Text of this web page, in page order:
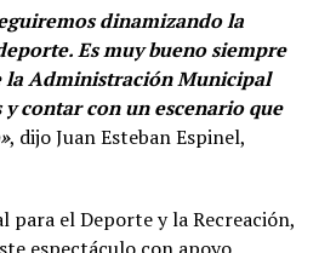
dinamizando la
Es muy bueno siempre
la Administración Municipal
y contar con un escenario que
, dijo Juan Esteban Espinel,
el Deporte y la Recreación,